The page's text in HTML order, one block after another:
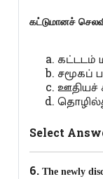
கட்டுமானச்
கட்டடம்
சமூகப்
ஊதியச்
Select
6.The newly